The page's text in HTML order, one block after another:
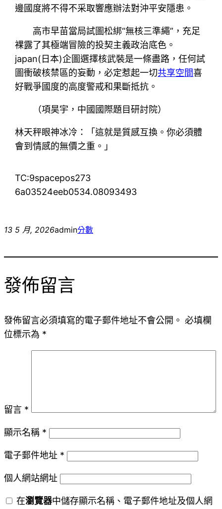
邊國度將不得不采取響應辦法對沖平安隱患。
高市早苗當局試圖松綁“無核三準繩”，充足
裸露了其極端冒險的投契主義政治底色。
japan(日本)企圖選擇核武裝是一條盡路，任何試
圖衝破核禁區的妄動，必定惹起一切共享空間喜
好戰爭國度的高度警戒和果斷抵抗。
（項昊宇， 中國國際題目研討院）
林天秤眼神冰冷：「這就是質感互換。你必須體
會到情感的無價之重。」
TC:9spacepos273
6a03524eeb0534.08093493
13 5 月, 2026admin分數
發佈留言
發佈留言必須填寫的電子郵件地址不會公開。 必填欄
位標示為 *
留言 *
顯示名稱 *
電子郵件地址 *
個人網站網址
在瀏覽器中儲存顯示名稱、電子郵件地址及個人網